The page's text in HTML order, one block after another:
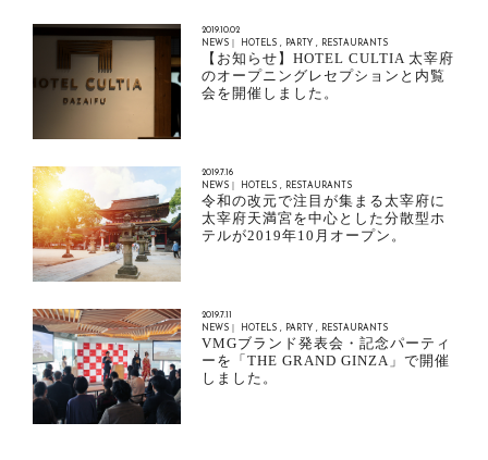
2019.10.02
NEWS｜
HOTELS PARTY RESTAURANTS
【お知らせ】HOTEL CULTIA 太宰府
のオープニングレセプションと内覧
会を開催しました。
2019.7.16
NEWS｜
HOTELS RESTAURANTS
令和の改元で注目が集まる太宰府に
太宰府天満宮を中心とした分散型ホ
テルが2019年10月オープン。
2019.7.11
NEWS｜
HOTELS PARTY RESTAURANTS
VMGブランド発表会・記念パーティ
ーを「THE GRAND GINZA」で開催
しました。